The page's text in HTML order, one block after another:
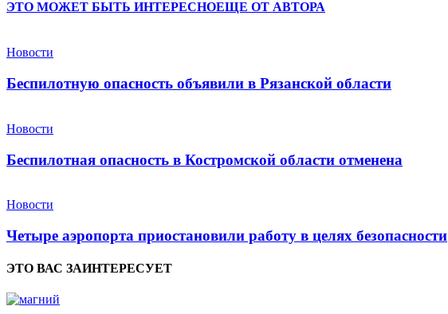
ЭТО МОЖЕТ БЫТЬ ИНТЕРЕСНОЕЩЕ ОТ АВТОРА
Новости
Беспилотную опасность объявили в Рязанской области
Новости
Беспилотная опасность в Костромской области отменена
Новости
Четыре аэропорта приостановили работу в целях безопасности
ЭТО ВАС ЗАИНТЕРЕСУЕТ